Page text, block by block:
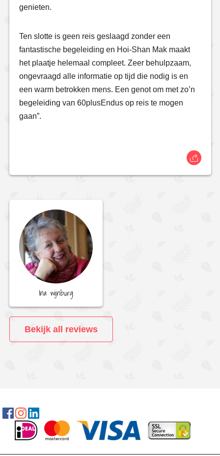
genieten.
Ten slotte is geen reis geslaagd zonder een
fantastische begeleiding en Hoi-Shan Mak maakt
het plaatje helemaal compleet. Zeer behulpzaam,
ongevraagd alle informatie op tijd die nodig is en
een warm betrokken mens. Een genot om met zo’n
begeleiding van 60plusEndus op reis te mogen
gaan”.
Ina wijnburg
Bekijk all reviews